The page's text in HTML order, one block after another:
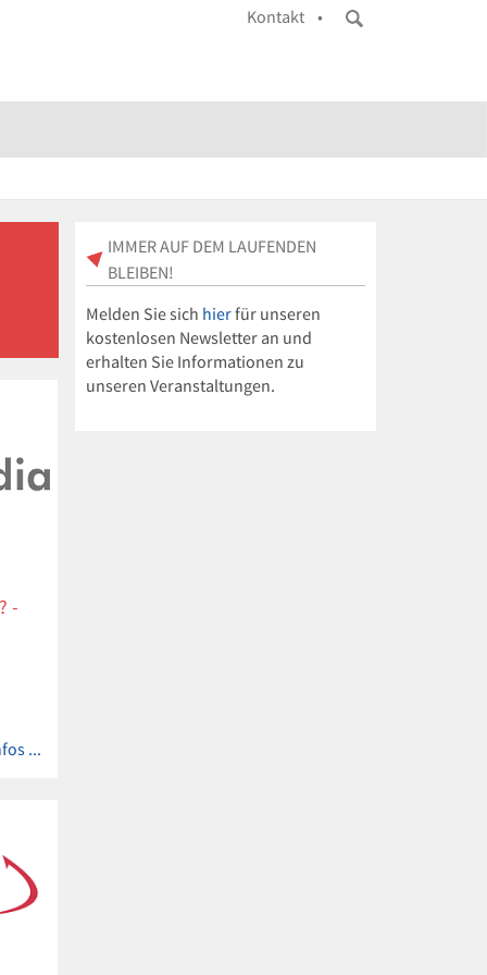
Kontakt •
-
...
IMMER AUF DEM LAUFENDEN
BLEIBEN!
Melden Sie sich hierfür unseren
kostenlosen Newsletter an und
erhalten Sie Informationen zu
unseren Veranstaltungen.